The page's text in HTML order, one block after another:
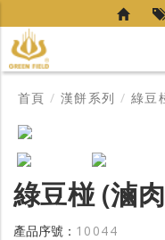
首頁 /漢餅系列 / 綠豆
綠豆椪 (滷
產品序號： 10044